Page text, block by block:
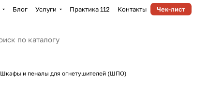
Блог Услуги Практика 112 Контакты Чек-лист
Шкафы и пеналы для огнетушителей (ШПО)